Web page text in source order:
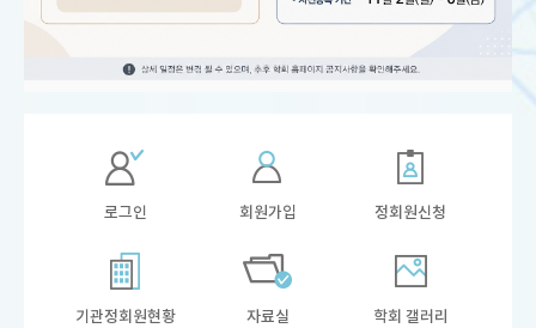
로그인 회원가입 정회원신청
기관정회원현황 자료실 학회 갤러리